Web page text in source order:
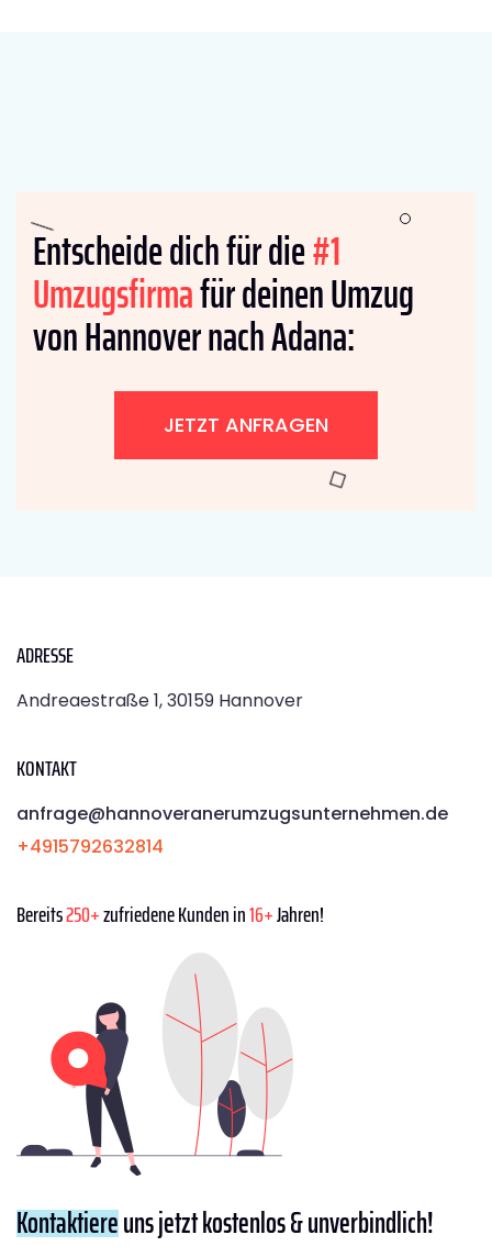
Entscheide dich für die#1
Umzugsfirmafür deinen Umzug
von Hannover nach Adana:
JETZT ANFRAGEN
ADRESSE
Andreaestraße 1, 30159 Hannover
KONTAKT
anfrage@hannoveranerumzugsunternehmen.de
+4915792632814
Bereits250+zufriedene Kunden in16+Jahren!
Kontaktiereuns jetzt kostenlos & unverbindlich!